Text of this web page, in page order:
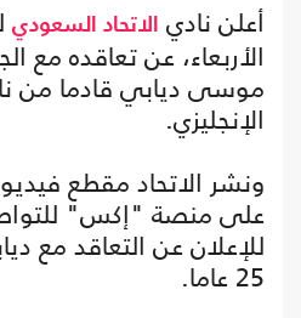
أعلن نادي الاتحاد السعودي
الأربعاء، عن تعاقده مع
موسى ديابي قادما من
الإنجليزي.
ونشر الاتحاد مقطع
على منصة "إكس"
للإعلان عن التعاقد مع
25 عاما.